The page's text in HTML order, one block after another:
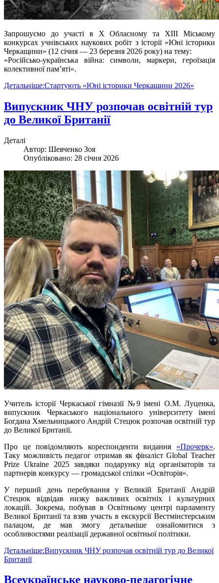
Запрошуємо до участі в Х Обласному та ХІІІ Міському
конкурсах учнівських наукових робіт з історії «Юні історики
Черкащини» (12 січня — 23 березня 2026 року) на тему:
«Російсько-українська війна: символи, маркери, героїзація
колективної пам’яті».
Детальніше:Стартують «Юні історики Черкащини 2026»
Випускник ЧНУ розпочав освітній тур
до Великої Британії
Деталі
Автор: Шевченко Зоя
Опубліковано: 28 січня 2026
Учитель історії Черкаської гімназії №9 імені О.М. Луценка,
випускник Черкаського національного університету імені
Богдана Хмельницького Андрій Стецюк розпочав освітній тур
до Великої Британії.
Про це повідомляють кореспонденти видання «Прочерк».
Таку можливість педагог отримав як фіналіст Global Teacher
Prize Ukraine 2025 завдяки подарунку від організаторів та
партнерів конкурсу — громадської спілки «Освіторія».
У перший день перебування у Великій Британії Андрій
Стецюк відвідав низку важливих освітніх і культурних
локацій. Зокрема, побував в Освітньому центрі парламенту
Великої Британії та взяв участь в екскурсії Вестмінстерським
палацом, де мав змогу детальніше ознайомитися з
особливостями реалізації державної освітньої політики.
Детальніше:Випускник ЧНУ розпочав освітній тур до Великої
Британії
Всеукраїнське науково-педагогічне